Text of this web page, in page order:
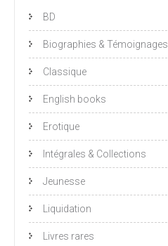
BD
Biographies & Témoignages
Classique
English books
Erotique
Intégrales & Collections
Jeunesse
Liquidation
Livres rares